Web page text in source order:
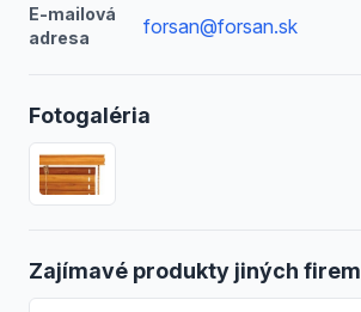
E-mailová
adresa
forsan@forsan.sk
Fotogaléria
Zajímavé produkty jiných firem